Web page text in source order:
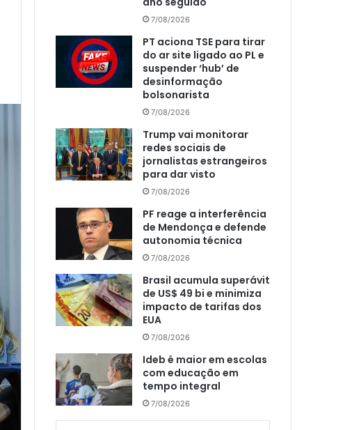
7/08/2026
PT aciona TSE para tirar
do ar site ligado ao PL e
suspender ‘hub’ de
desinformação
bolsonarista
7/08/2026
Trump vai monitorar
redes sociais de
jornalistas estrangeiros
para dar visto
7/08/2026
PF reage a interferência
de Mendonça e defende
autonomia técnica
7/08/2026
Brasil acumula superávit
de US$ 49 bi e minimiza
impacto de tarifas dos
EUA
7/08/2026
Ideb é maior em escolas
com educação em
tempo integral
7/08/2026